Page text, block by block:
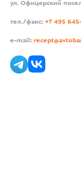
ул. Офицерский
тел./факс: +7 495
e-mail: